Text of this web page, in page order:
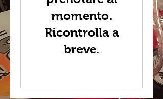
momento.
Ricontrolla a
breve.